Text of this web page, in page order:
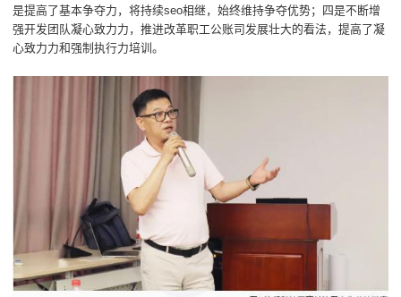
是提高了基本争夺力，将持续seo相继，始终维持争夺优势；四是不断增
强开发团队凝心致力力，推进改革职工公账司发展壮大的看法，提高了凝
心致力力和强制执行力培训。